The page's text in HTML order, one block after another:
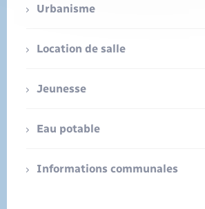
Urbanisme
Location de salle
Jeunesse
Eau potable
Informations communales